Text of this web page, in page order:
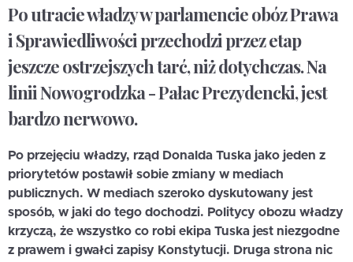
Po utracie władzy w parlamencie obóz Prawa
i Sprawiedliwości przechodzi przez etap
jeszcze ostrzejszych tarć, niż dotychczas. Na
linii Nowogrodzka - Pałac Prezydencki, jest
bardzo nerwowo.
Po przejęciu władzy, rząd Donalda Tuska jako jeden z
priorytetów postawił sobie zmiany w mediach
publicznych. W mediach szeroko dyskutowany jest
sposób, w jaki do tego dochodzi. Politycy obozu władzy
krzyczą, że wszystko co robi ekipa Tuska jest niezgodne
z prawem i gwałci zapisy Konstytucji. Druga strona nic